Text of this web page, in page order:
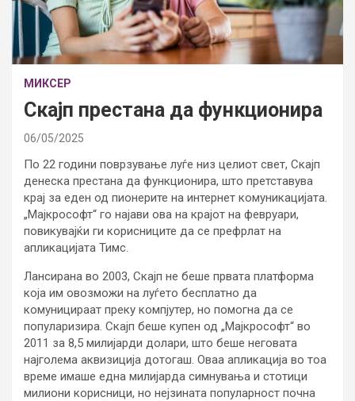
МИКСЕР
Скајп престана да функционира
06/05/2025
По 22 години поврзување луѓе низ целиот свет, Скајп
денеска престана да функционира, што претставува
крај за еден од пионерите на интернет комуникацијата.
„Мајкрософт“ го најави ова на крајот на февруари,
повикувајќи ги корисниците да се префрлат на
апликацијата Тимс.
Лансирана во 2003, Скајп не беше првата платформа
која им овозможи на луѓето бесплатно да
комуницираат преку компјутер, но помогна да се
популаризира. Скајп беше купен од „Мајкрософт“ во
2011 за 8,5 милијарди долари, што беше неговата
најголема аквизиција дотогаш. Оваа апликација во тоа
време имаше една милијарда симнувања и стотици
милиони корисници, но нејзината популарност почна